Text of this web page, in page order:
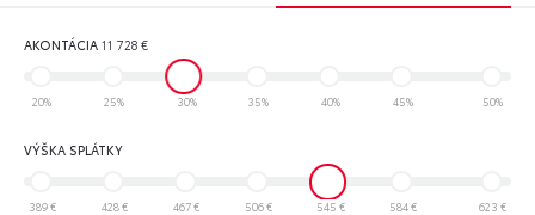
AKONTÁCIA 11 728€
20% 25% 30% 35% 40% 45% 50%
VÝŠKA SPLÁTKY
389 € 428 € 467 € 506 € 545 € 584 € 623 €